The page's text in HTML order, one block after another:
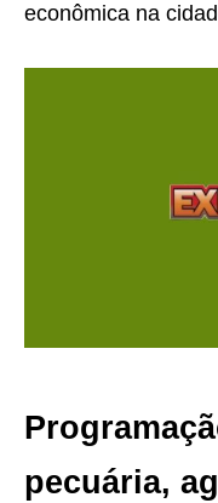
econômica na
pecuária,